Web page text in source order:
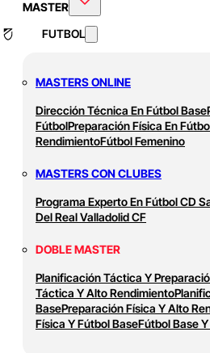
MASTER
FUTBOL
MASTERS ONLINE
Dirección Técnica En Fútbol Base
FútbolPreparación Física En
RendimientoFútbol Femenino
MASTERS CON CLUBES
Programa Experto En Fútbol CD
Del Real Valladolid CF
DOBLE MASTER
Planificación Táctica Y
Táctica Y Alto Rendimiento
BasePreparación Física Y Alto
Física Y Fútbol BaseFútbol Base